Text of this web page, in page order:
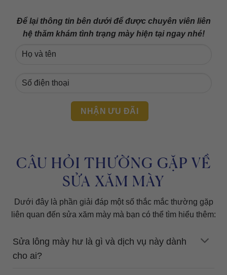
Để lại thông tin bên dưới để được chuyên viên liên
hệ thăm khám tình trạng mày hiện tại ngay nhé!
CÂU HỎI THƯỜNG GẶP VỀ
SỬA XĂM MÀY
Dưới đây là phần giải đáp một số thắc mắc thường gặp
liên quan đến sửa xăm mày mà bạn có thể tìm hiểu thêm:
Sửa lông mày hư là gì và dịch vụ này dành
cho ai?